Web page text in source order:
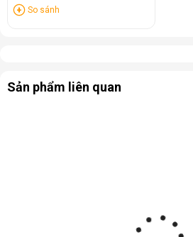
So sánh
Sản phẩm liên quan